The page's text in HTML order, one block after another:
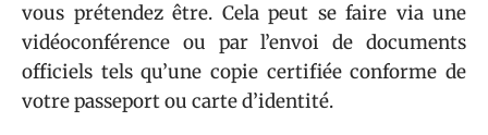
vous prétendez être. Cela peut se faire via une
vidéoconférence ou par l’envoi de documents
officiels tels qu’une copie certifiée conforme de
votre passeport ou carte d’identité.